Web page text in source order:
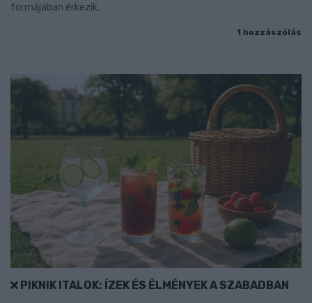
formájában érkezik.
1 hozzászólás
PIKNIK ITALOK: ÍZEK ÉS ÉLMÉNYEK A SZABADBAN